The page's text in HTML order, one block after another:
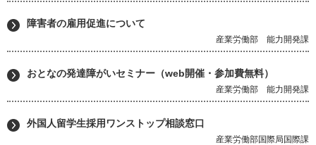
障害者の雇用促進について
産業労働部 能力開発課
おとなの発達障がいセミナー（web開催・参加費無料）
産業労働部 能力開発課
外国人留学生採用ワンストップ相談窓口
産業労働部国際局国際課